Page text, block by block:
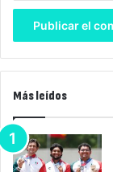
Más leídos